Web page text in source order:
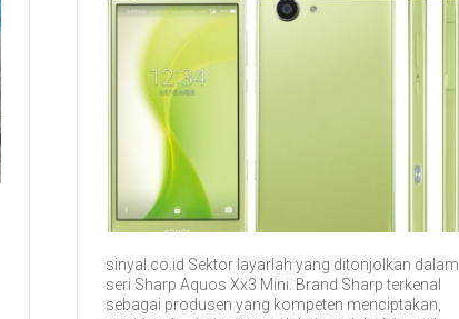
sinyal.co.id Sektor layarlah yang ditonjolkan dalam
seri Sharp Aquos Xx3 Mini. Brand Sharp terkenal
sebagai produsen yang kompeten menciptakan,